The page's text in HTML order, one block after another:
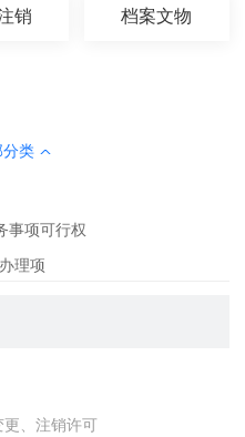
销 档案文物
类
事项可行权
理项
、注销许可